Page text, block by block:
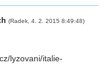
(Radek, 4. 2. 2015 8:49:48)
lyzovani/italie-